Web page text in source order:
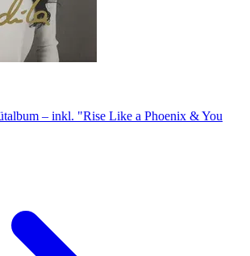
– inkl. "Rise Like a Phoenix & You